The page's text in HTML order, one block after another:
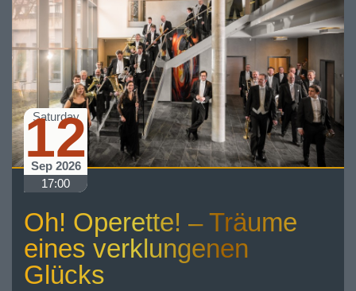
Saturday
12
Sep 2026
17:00
Oh! Operette! – Träume
eines verklungenen
Glücks